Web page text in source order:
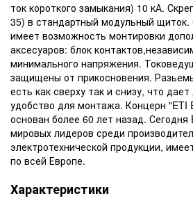
ток короткого замыкания) 10 кА.
35) в стандартный модульный щиток.
имеет возможность монтировки
аксесуаров: блок
минимального напряжения.
защищены от прикосновения.
есть как сверху так и снизу, что
удобство для монтажа. Концерн "ETI
основан более 60 лет назад. Сегодня
мировых лидеров среди
электротехнической продукции,
по всей Европе.
Характеристики